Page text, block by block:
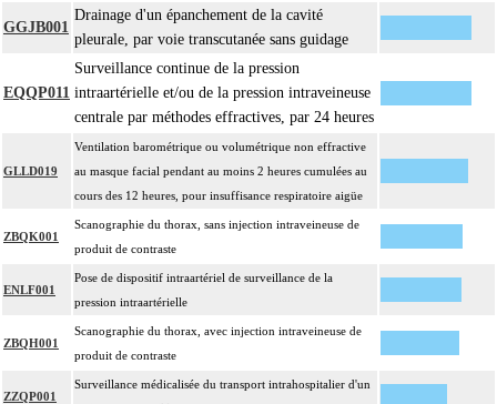
GGJB001
Drainage d'un épanchement de la cavité
pleurale, par voie transcutanée sans guidage
EQQP011
Surveillance continue de la pression
intraartérielle et/ou de la pression intraveineuse
centrale par méthodes effractives, par 24 heures
GLLD019
Ventilation barométrique ou volumétrique non effractive
au masque facial pendant au moins 2 heures cumulées au
cours des 12 heures, pour insuffisance respiratoire aigüe
ZBQK001
Scanographie du thorax, sans injection intraveineuse de
produit de contraste
ENLF001
Pose de dispositif intraartériel de surveillance de la
pression intraartérielle
ZBQH001
Scanographie du thorax, avec injection intraveineuse de
produit de contraste
ZZQP001
Surveillance médicalisée du transport intrahospitalier d'un